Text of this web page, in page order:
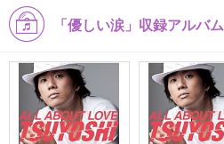
「優しい涙」収録アルバム